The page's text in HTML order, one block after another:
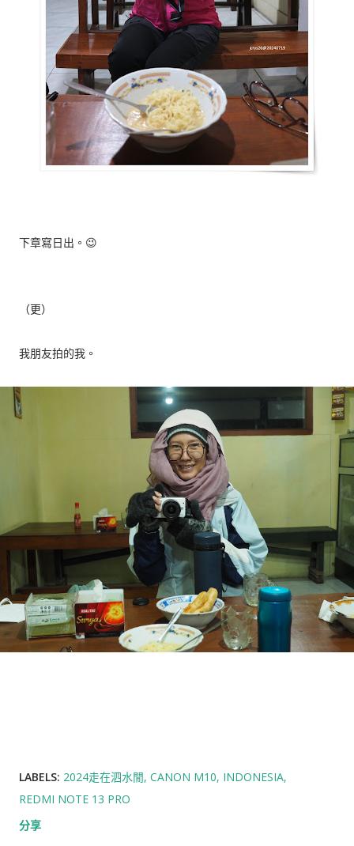
下章寫日出。😉
（更）
我朋友拍的我。
LABELS: 2024走在泗水閒 CANON M10 INDONESIA
REDMI NOTE 13 PRO
分享